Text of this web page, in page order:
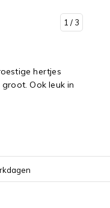
1 / 3
hertjes
Ook leuk in